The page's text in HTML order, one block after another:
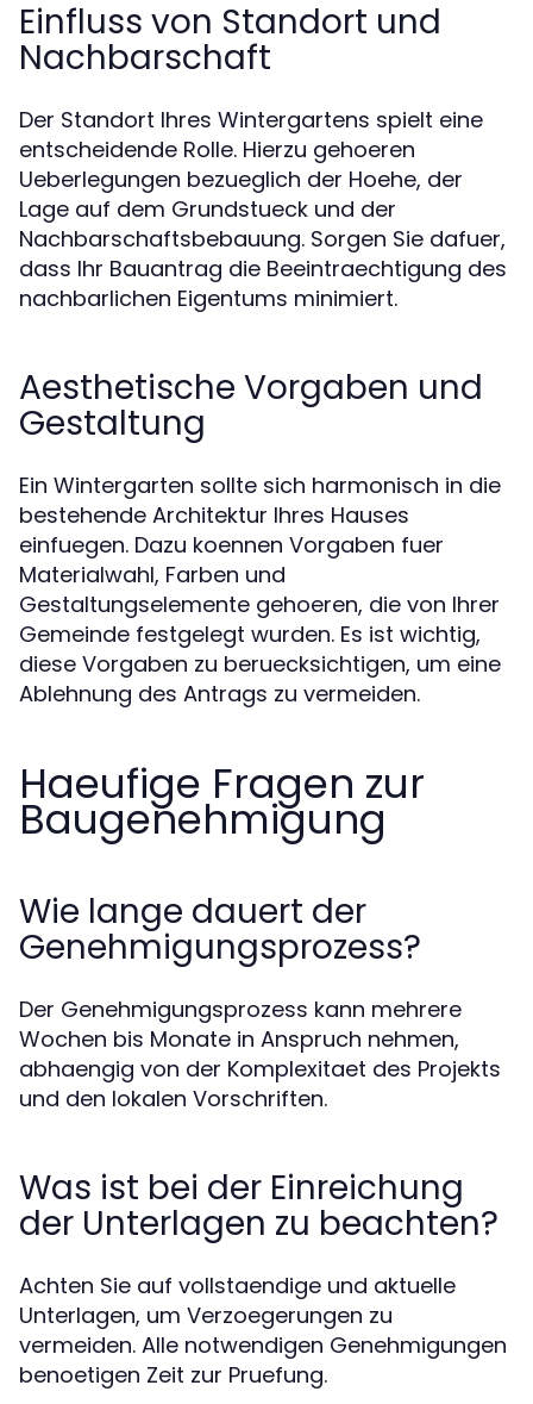
Einfluss von Standort und
Nachbarschaft
Der Standort Ihres Wintergartens spielt eine
entscheidende Rolle. Hierzu gehoeren
Ueberlegungen bezueglich der Hoehe, der
Lage auf dem Grundstueck und der
Nachbarschaftsbebauung. Sorgen Sie dafuer,
dass Ihr Bauantrag die Beeintraechtigung des
nachbarlichen Eigentums minimiert.
Aesthetische Vorgaben und
Gestaltung
Ein Wintergarten sollte sich harmonisch in die
bestehende Architektur Ihres Hauses
einfuegen. Dazu koennen Vorgaben fuer
Materialwahl, Farben und
Gestaltungselemente gehoeren, die von Ihrer
Gemeinde festgelegt wurden. Es ist wichtig,
diese Vorgaben zu beruecksichtigen, um eine
Ablehnung des Antrags zu vermeiden.
Haeufige Fragen zur
Baugenehmigung
Wie lange dauert der
Genehmigungsprozess?
Der Genehmigungsprozess kann mehrere
Wochen bis Monate in Anspruch nehmen,
abhaengig von der Komplexitaet des Projekts
und den lokalen Vorschriften.
Was ist bei der Einreichung
der Unterlagen zu beachten?
Achten Sie auf vollstaendige und aktuelle
Unterlagen, um Verzoegerungen zu
vermeiden. Alle notwendigen Genehmigungen
benoetigen Zeit zur Pruefung.